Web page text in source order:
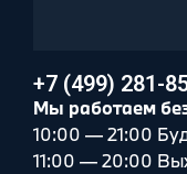
+7 (499) 281-
Мы работаем
10:00 — 21:00
11:00 — 20:00